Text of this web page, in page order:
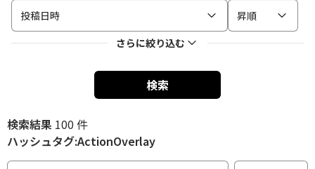
投稿日時
昇順
さらに絞り込む
検索
検索結果 100 件
ハッシュタグ:ActionOverlay